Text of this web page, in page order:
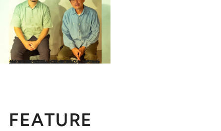
2019.11.9
光石研×思い出野郎・高橋一の対談② 踊れなくてもダンスは大好き！
カルチャー
FEATURE